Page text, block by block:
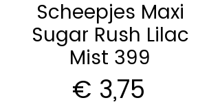
Scheepjes Maxi
Sugar Rush Lilac
Mist 399
€ 3,75